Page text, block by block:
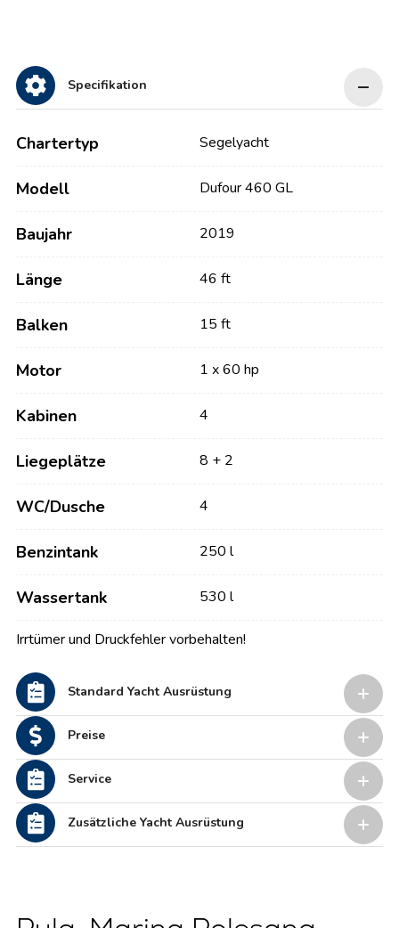
Specifikation
Chartertyp Segelyacht
Modell Dufour 460 GL
Baujahr 2019
Länge 46 ft
Balken 15 ft
Motor 1 x 60 hp
Kabinen 4
Liegeplätze 8 + 2
WC/Dusche 4
Benzintank 250 l
Wassertank 530 l
Irrtümer und Druckfehler vorbehalten!
Standard Yacht Ausrüstung
Preise
Service
Zusätzliche Yacht Ausrüstung